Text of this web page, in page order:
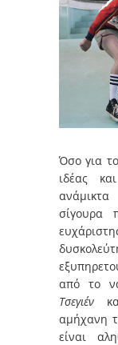
Όσο για
ιδέας
σίγουρα
από το
Τσεγιέν
αμήχανη
είναι